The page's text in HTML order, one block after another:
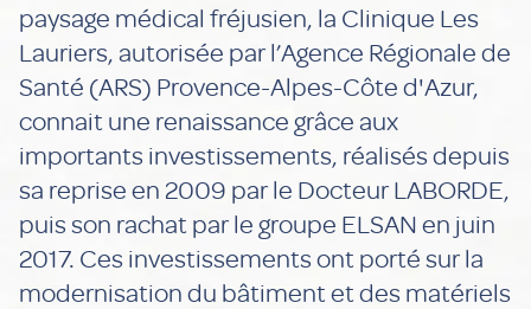
paysage médical fréjusien, la Clinique Les
Lauriers, autorisée par l’Agence Régionale de
Santé (ARS) Provence-Alpes-Côte d'Azur,
connait une renaissance grâce aux
importants investissements, réalisés depuis
sa reprise en 2009 par le Docteur LABORDE,
puis son rachat par le groupe ELSAN en juin
2017. Ces investissements ont porté sur la
modernisation du bâtiment et des matériels